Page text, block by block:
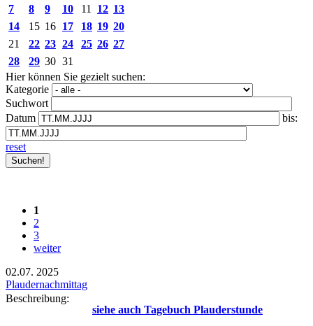
7
8 9 10 11 12 13
14
15 16 17 18 19 20
21
22 23 24 25 26 27
28
29 30 31
Hier können Sie gezielt suchen:
Kategorie
Suchwort
Datum
bis:
reset
1
2
3
weiter
02.07. 2025
Plaudernachmittag
Beschreibung:
siehe auch Tagebuch Plauderstunde